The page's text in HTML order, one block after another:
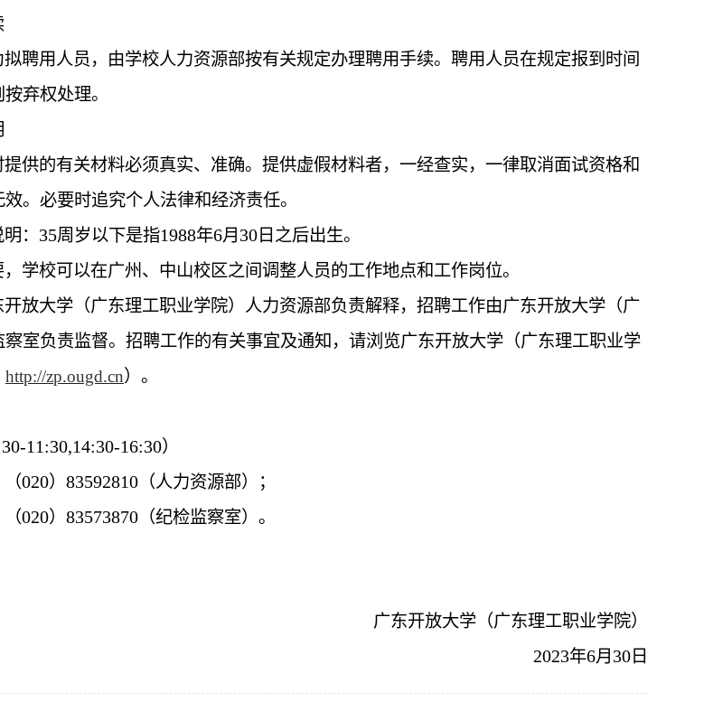
聘用人员，由学校人力资源部按有关规定办理聘用手续。聘用人员在规定报到时间
弃权处理。
提供的有关材料必须真实、准确。提供虚假材料者，一经查实，一律取消面试资格和
。必要时追究个人法律和经济责任。
： 35周岁以下是指1988年6月 30日之后出生。
，学校可以在广州、中山校区之间调整人员的工作地点和工作岗位。
开放大学（广东理工职业学院）人力资源部负责解释，招聘工作由广东开放大学（广
室负责监督。招聘工作的有关事宜及通知，请浏览广东开放大学（广东理工职业学
http://zp.ougd.cn）。
11:30,14:30-16:30）
020） 83592810 （人力资源部）；
020） 83573870 （纪检监察室）。
广东开放大学（广东理工职业学院）
2023年6月 30日